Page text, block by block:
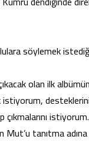
söylemek
olan ilk
Mut’u tanıtma